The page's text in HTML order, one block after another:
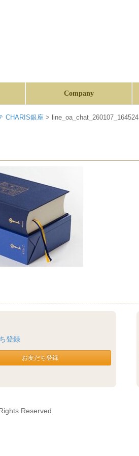
Company
CHARIS銀座 > line_oa_chat_260107_164524
登録
Reserved.